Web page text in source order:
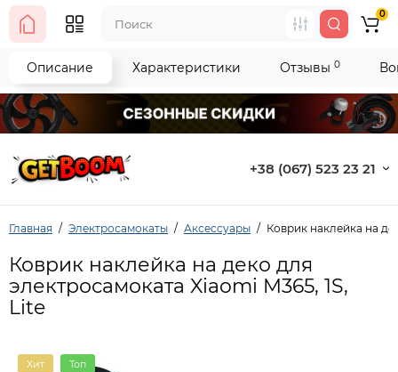
+38 (067) 523 23 21
0
Главная Электросамокаты Аксессуары Коврик наклейка на
Коврик наклейка на деко для
электросамоката Xiaomi M365, 1S,
Lite
Хит Топ
Описание Характеристики Отзывы 0